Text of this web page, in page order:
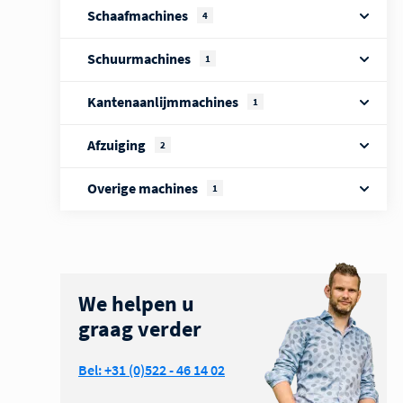
Schaafmachines 4
Schuurmachines 1
Kantenaanlijmmachines 1
Afzuiging 2
Overige machines 1
We helpen u
graag verder
Bel: +31 (0)522 - 46 14 02